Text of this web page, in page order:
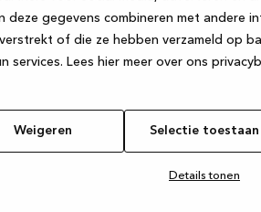
deze gegevens combineren met andere
of die ze hebben verzameld op
services. Lees hier meer over ons
Weigeren Selectie toestaan
Details tonen
has occurred while loading